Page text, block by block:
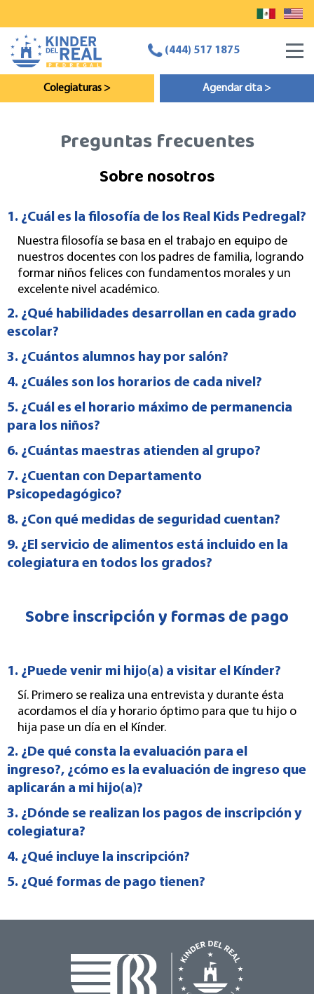
(444) 517 1875
Colegiaturas > Agendar cita >
Preguntas frecuentes
Sobre nosotros
1. ¿Cuál es la filosofía de los Real Kids Pedregal?
Nuestra filosofía se basa en el trabajo en equipo de
nuestros docentes con los padres de familia, logrando
formar niños felices con fundamentos morales y un
excelente nivel académico.
2. ¿Qué habilidades desarrollan en cada grado
escolar?
3. ¿Cuántos alumnos hay por salón?
4. ¿Cuáles son los horarios de cada nivel?
5. ¿Cuál es el horario máximo de permanencia
para los niños?
6. ¿Cuántas maestras atienden al grupo?
7. ¿Cuentan con Departamento
Psicopedagógico?
8. ¿Con qué medidas de seguridad cuentan?
9. ¿El servicio de alimentos está incluido en la
colegiatura en todos los grados?
Sobre inscripción y formas de pago
1. ¿Puede venir mi hijo(a) a visitar el Kínder?
Sí. Primero se realiza una entrevista y durante ésta
acordamos el día y horario óptimo para que tu hijo o
hija pase un día en el Kínder.
2. ¿De qué consta la evaluación para el
ingreso?, ¿cómo es la evaluación de ingreso que
aplicarán a mi hijo(a)?
3. ¿Dónde se realizan los pagos de inscripción y
colegiatura?
4. ¿Qué incluye la inscripción?
5. ¿Qué formas de pago tienen?